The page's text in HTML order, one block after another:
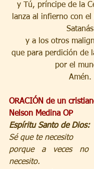
y Tú, príncipe de la
lanza al infierno con
Satanás
y a los otros
que para perdición de
por el
Amén.
ORACIÓN de un
Nelson Medina OP
Espíritu Santo de Dios:
Sé que te necesito
porque a veces no
necesito.